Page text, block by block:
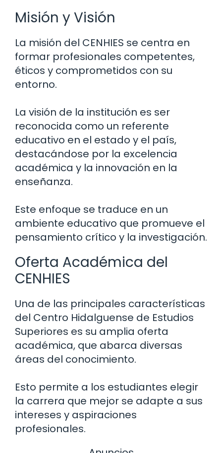
Misión y Visión
La misión del CENHIES se centra en
formar profesionales competentes,
éticos y comprometidos con su
entorno.
La visión de la institución es ser
reconocida como un referente
educativo en el estado y el país,
destacándose por la excelencia
académica y la innovación en la
enseñanza.
Este enfoque se traduce en un
ambiente educativo que promueve el
pensamiento crítico y la investigación.
Oferta Académica del
CENHIES
Una de las principales características
del Centro Hidalguense de Estudios
Superiores es su amplia oferta
académica, que abarca diversas
áreas del conocimiento.
Esto permite a los estudiantes elegir
la carrera que mejor se adapte a sus
intereses y aspiraciones
profesionales.